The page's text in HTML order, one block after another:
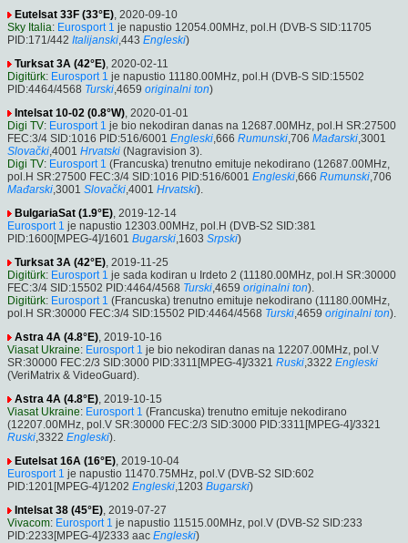
Eutelsat 33F (33°E), 2020-09-10
Sky Italia: Eurosport 1 je napustio 12054.00MHz, pol.H (DVB-S SID:11705
PID:171/442 Italijanski,443 Engleski)
Turksat 3A (42°E), 2020-02-11
Digitürk: Eurosport 1 je napustio 11180.00MHz, pol.H (DVB-S SID:15502
PID:4464/4568 Turski,4659 originalni ton)
Intelsat 10-02 (0.8°W), 2020-01-01
Digi TV: Eurosport 1 je bio nekodiran danas na 12687.00MHz, pol.H SR:27500
FEC:3/4 SID:1016 PID:516/6001 Engleski,666 Rumunski,706 Mađarski,3001
Slovački,4001 Hrvatski (Nagravision 3).
Digi TV: Eurosport 1 (Francuska) trenutno emituje nekodirano (12687.00MHz,
pol.H SR:27500 FEC:3/4 SID:1016 PID:516/6001 Engleski,666 Rumunski,706
Mađarski,3001 Slovački,4001 Hrvatski).
BulgariaSat (1.9°E), 2019-12-14
Eurosport 1 je napustio 12303.00MHz, pol.H (DVB-S2 SID:381
PID:1600[MPEG-4]/1601 Bugarski,1603 Srpski)
Turksat 3A (42°E), 2019-11-25
Digitürk: Eurosport 1 je sada kodiran u Irdeto 2 (11180.00MHz, pol.H SR:30000
FEC:3/4 SID:15502 PID:4464/4568 Turski,4659 originalni ton).
Digitürk: Eurosport 1 (Francuska) trenutno emituje nekodirano (11180.00MHz,
pol.H SR:30000 FEC:3/4 SID:15502 PID:4464/4568 Turski,4659 originalni ton).
Astra 4A (4.8°E), 2019-10-16
Viasat Ukraine: Eurosport 1 je bio nekodiran danas na 12207.00MHz, pol.V
SR:30000 FEC:2/3 SID:3000 PID:3311[MPEG-4]/3321 Ruski,3322 Engleski
(VeriMatrix & VideoGuard).
Astra 4A (4.8°E), 2019-10-15
Viasat Ukraine: Eurosport 1 (Francuska) trenutno emituje nekodirano
(12207.00MHz, pol.V SR:30000 FEC:2/3 SID:3000 PID:3311[MPEG-4]/3321
Ruski,3322 Engleski).
Eutelsat 16A (16°E), 2019-10-04
Eurosport 1 je napustio 11470.75MHz, pol.V (DVB-S2 SID:602
PID:1201[MPEG-4]/1202 Engleski,1203 Bugarski)
Intelsat 38 (45°E), 2019-07-27
Vivacom: Eurosport 1 je napustio 11515.00MHz, pol.V (DVB-S2 SID:233
PID:2233[MPEG-4]/2333 aac Engleski)